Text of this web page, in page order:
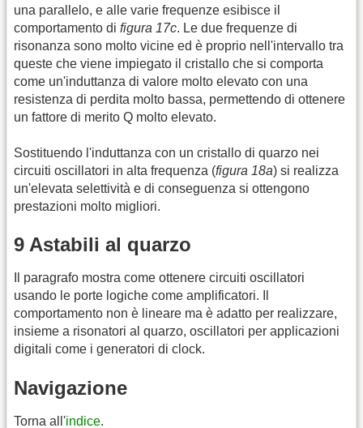
una parallelo, e alle varie frequenze esibisce il
comportamento di figura 17c. Le due frequenze di
risonanza sono molto vicine ed è proprio nell'intervallo tra
queste che viene impiegato il cristallo che si comporta
come un'induttanza di valore molto elevato con una
resistenza di perdita molto bassa, permettendo di ottenere
un fattore di merito Q molto elevato.
Sostituendo l'induttanza con un cristallo di quarzo nei
circuiti oscillatori in alta frequenza (figura 18a) si realizza
un'elevata selettività e di conseguenza si ottengono
prestazioni molto migliori.
9 Astabili al quarzo
Il paragrafo mostra come ottenere circuiti oscillatori
usando le porte logiche come amplificatori. Il
comportamento non è lineare ma è adatto per realizzare,
insieme a risonatori al quarzo, oscillatori per applicazioni
digitali come i generatori di clock.
Navigazione
Torna all'indice.